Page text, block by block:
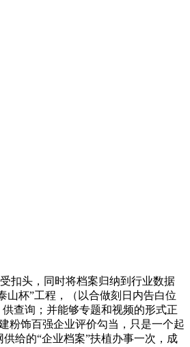
扣头，同时将档案归纳到行业数据
山杯”工程，（以合做刻日内告白位
查询；并能够专题和视频的形式正
粉饰百强企业评价勾当，只是一个起
给的“企业档案”扶植办事一次，成